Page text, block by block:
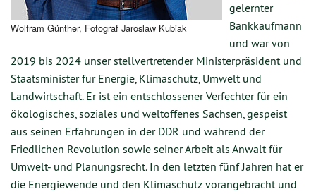
Wolfram Günther, Fotograf Jaroslaw Kubiak
gelernter
Bankkaufmann
und war von
2019 bis 2024 unser stellvertretender Ministerpräsident und
Staatsminister für Energie, Klimaschutz, Umwelt und
Landwirtschaft. Er ist ein entschlossener Verfechter für ein
ökologisches, soziales und weltoffenes Sachsen, gespeist
aus seinen Erfahrungen in der DDR und während der
Friedlichen Revolution sowie seiner Arbeit als Anwalt für
Umwelt- und Planungsrecht. In den letzten fünf Jahren hat er
die Energiewende und den Klimaschutz vorangebracht und